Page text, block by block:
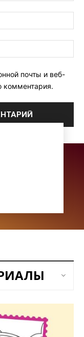
почты и веб-
комментария.